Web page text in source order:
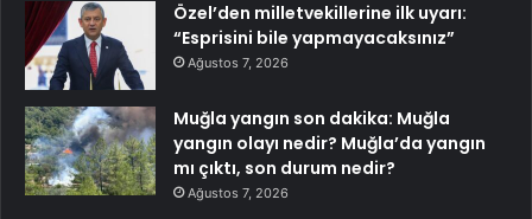
Özel’den milletvekillerine ilk uyarı:
“Esprisini bile yapmayacaksınız”
Ağustos 7, 2026
Muğla yangın son dakika: Muğla
yangın olayı nedir? Muğla’da yangın
mı çıktı, son durum nedir?
Ağustos 7, 2026